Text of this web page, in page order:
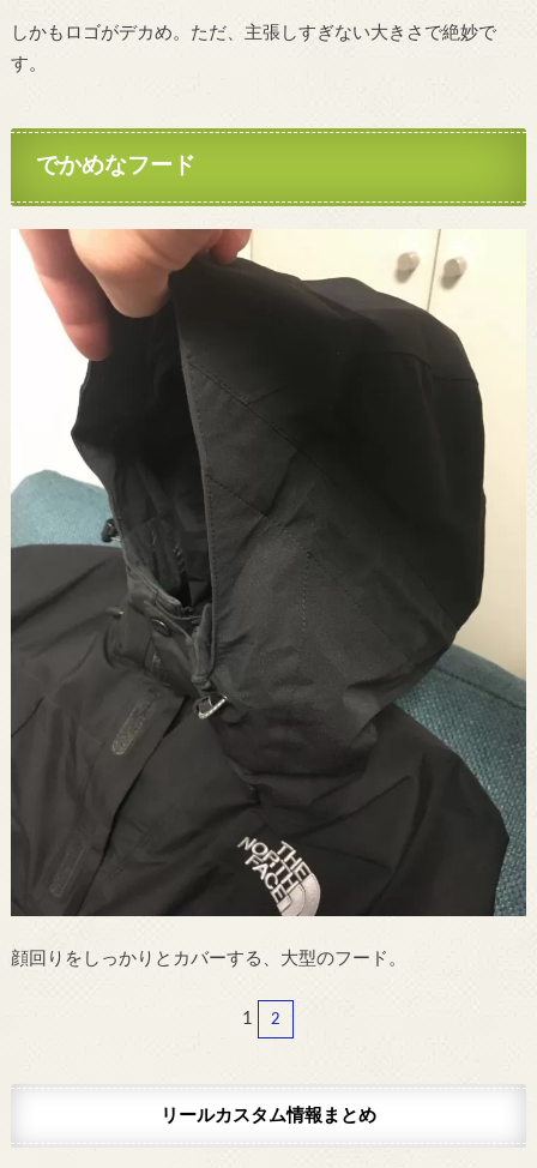
しかもロゴがデカめ。ただ、主張しすぎない大きさで絶妙で
す。
でかめなフード
顔回りをしっかりとカバーする、大型のフード。
1 2
リールカスタム情報まとめ